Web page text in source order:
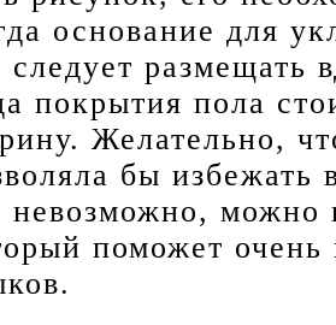
основание для
следует размещать
покрытия пола
Желательно,
бы избежать
невозможно, можно
поможет очень